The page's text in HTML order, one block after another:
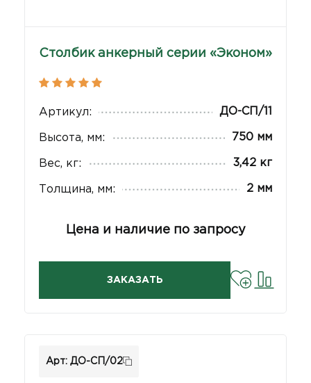
Столбик анкерный серии «Эконом»
Артикул: ДО-СП/11
Высота, мм: 750 мм
Вес, кг: 3,42 кг
Толщина, мм: 2 мм
Цена и наличие по запросу
ЗАКАЗАТЬ
Арт: ДО-СП/02